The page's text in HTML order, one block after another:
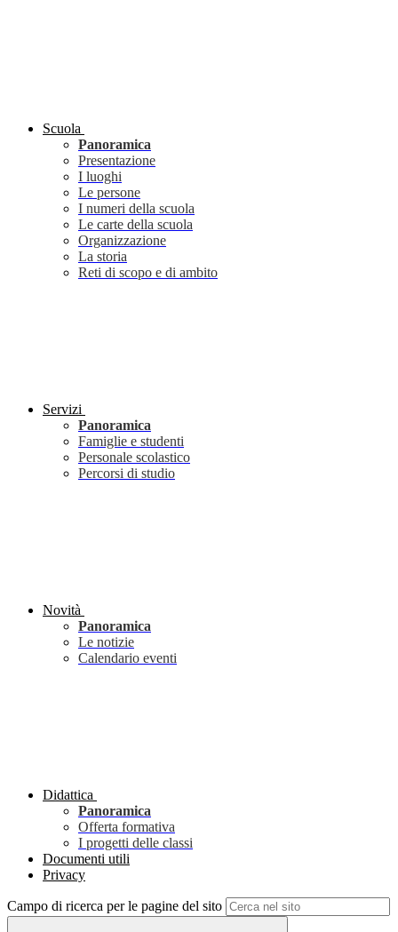
Scuola
Panoramica
Presentazione
I luoghi
Le persone
I numeri della scuola
Le carte della scuola
Organizzazione
La storia
Reti di scopo e di ambito
Servizi
Panoramica
Famiglie e studenti
Personale scolastico
Percorsi di studio
Novità
Panoramica
Le notizie
Calendario eventi
Didattica
Panoramica
Offerta formativa
I progetti delle classi
Documenti utili
Privacy
Campo di ricerca per le pagine del sito